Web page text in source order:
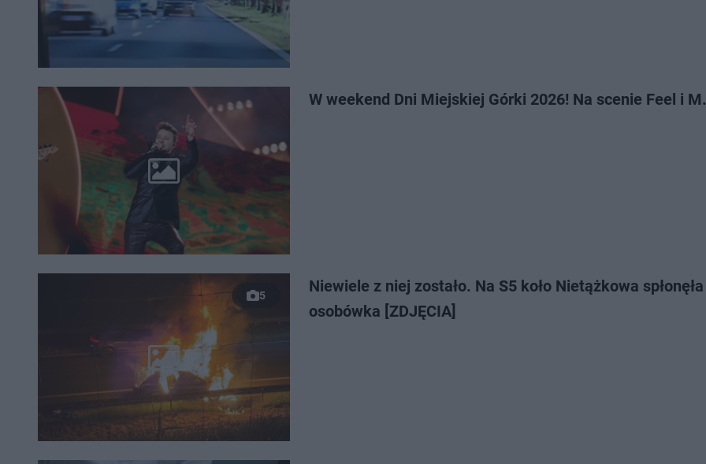
W weekend Dni Miejskiej Górki 2026! Na scenie Feel i
5
Niewiele z niej zostało. Na S5 koło Nietążkowa spłonęła
osobówka [ZDJĘCIA]